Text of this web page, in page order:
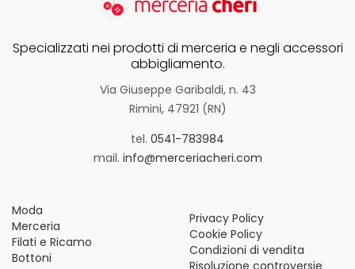
Specializzati nei prodotti di merceria e negli accessori
abbigliamento.
Via Giuseppe Garibaldi, n. 43
Rimini, 47921 (RN)
tel. 0541-783984
mail. info@merceriacheri.com
Moda
Merceria
Filati e Ricamo
Bottoni
Privacy Policy
Cookie Policy
Condizioni di vendita
Risoluzione controversie